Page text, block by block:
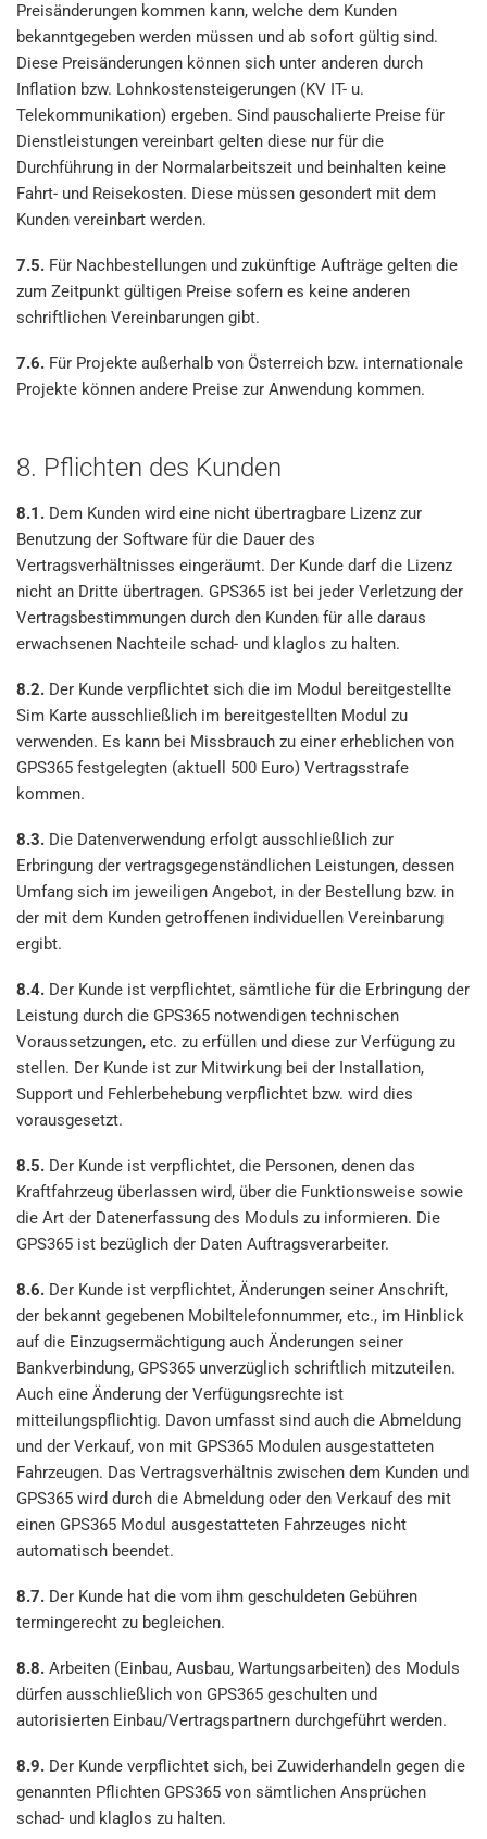
Preisänderungen kommen kann, welche dem Kunden
bekanntgegeben werden müssen und ab sofort gültig sind.
Diese Preisänderungen können sich unter anderen durch
Inflation bzw. Lohnkostensteigerungen (KV IT- u.
Telekommunikation) ergeben. Sind pauschalierte Preise für
Dienstleistungen vereinbart gelten diese nur für die
Durchführung in der Normalarbeitszeit und beinhalten keine
Fahrt- und Reisekosten. Diese müssen gesondert mit dem
Kunden vereinbart werden.
7.5. Für Nachbestellungen und zukünftige Aufträge gelten die
zum Zeitpunkt gültigen Preise sofern es keine anderen
schriftlichen Vereinbarungen gibt.
7.6. Für Projekte außerhalb von Österreich bzw. internationale
Projekte können andere Preise zur Anwendung kommen.
8. Pflichten des Kunden
8.1. Dem Kunden wird eine nicht übertragbare Lizenz zur
Benutzung der Software für die Dauer des
Vertragsverhältnisses eingeräumt. Der Kunde darf die Lizenz
nicht an Dritte übertragen. GPS365 ist bei jeder Verletzung der
Vertragsbestimmungen durch den Kunden für alle daraus
erwachsenen Nachteile schad- und klaglos zu halten.
8.2. Der Kunde verpflichtet sich die im Modul bereitgestellte
Sim Karte ausschließlich im bereitgestellten Modul zu
verwenden. Es kann bei Missbrauch zu einer erheblichen von
GPS365 festgelegten (aktuell 500 Euro) Vertragsstrafe
kommen.
8.3. Die Datenverwendung erfolgt ausschließlich zur
Erbringung der vertragsgegenständlichen Leistungen, dessen
Umfang sich im jeweiligen Angebot, in der Bestellung bzw. in
der mit dem Kunden getroffenen individuellen Vereinbarung
ergibt.
8.4. Der Kunde ist verpflichtet, sämtliche für die Erbringung der
Leistung durch die GPS365 notwendigen technischen
Voraussetzungen, etc. zu erfüllen und diese zur Verfügung zu
stellen. Der Kunde ist zur Mitwirkung bei der Installation,
Support und Fehlerbehebung verpflichtet bzw. wird dies
vorausgesetzt.
8.5. Der Kunde ist verpflichtet, die Personen, denen das
Kraftfahrzeug überlassen wird, über die Funktionsweise sowie
die Art der Datenerfassung des Moduls zu informieren. Die
GPS365 ist bezüglich der Daten Auftragsverarbeiter.
8.6. Der Kunde ist verpflichtet, Änderungen seiner Anschrift,
der bekannt gegebenen Mobiltelefonnummer, etc., im Hinblick
auf die Einzugsermächtigung auch Änderungen seiner
Bankverbindung, GPS365 unverzüglich schriftlich mitzuteilen.
Auch eine Änderung der Verfügungsrechte ist
mitteilungspflichtig. Davon umfasst sind auch die Abmeldung
und der Verkauf, von mit GPS365 Modulen ausgestatteten
Fahrzeugen. Das Vertragsverhältnis zwischen dem Kunden und
GPS365 wird durch die Abmeldung oder den Verkauf des mit
einen GPS365 Modul ausgestatteten Fahrzeuges nicht
automatisch beendet.
8.7. Der Kunde hat die vom ihm geschuldeten Gebühren
termingerecht zu begleichen.
8.8. Arbeiten (Einbau, Ausbau, Wartungsarbeiten) des Moduls
dürfen ausschließlich von GPS365 geschulten und
autorisierten Einbau/Vertragspartnern durchgeführt werden.
8.9. Der Kunde verpflichtet sich, bei Zuwiderhandeln gegen die
genannten Pflichten GPS365 von sämtlichen Ansprüchen
schad- und klaglos zu halten.